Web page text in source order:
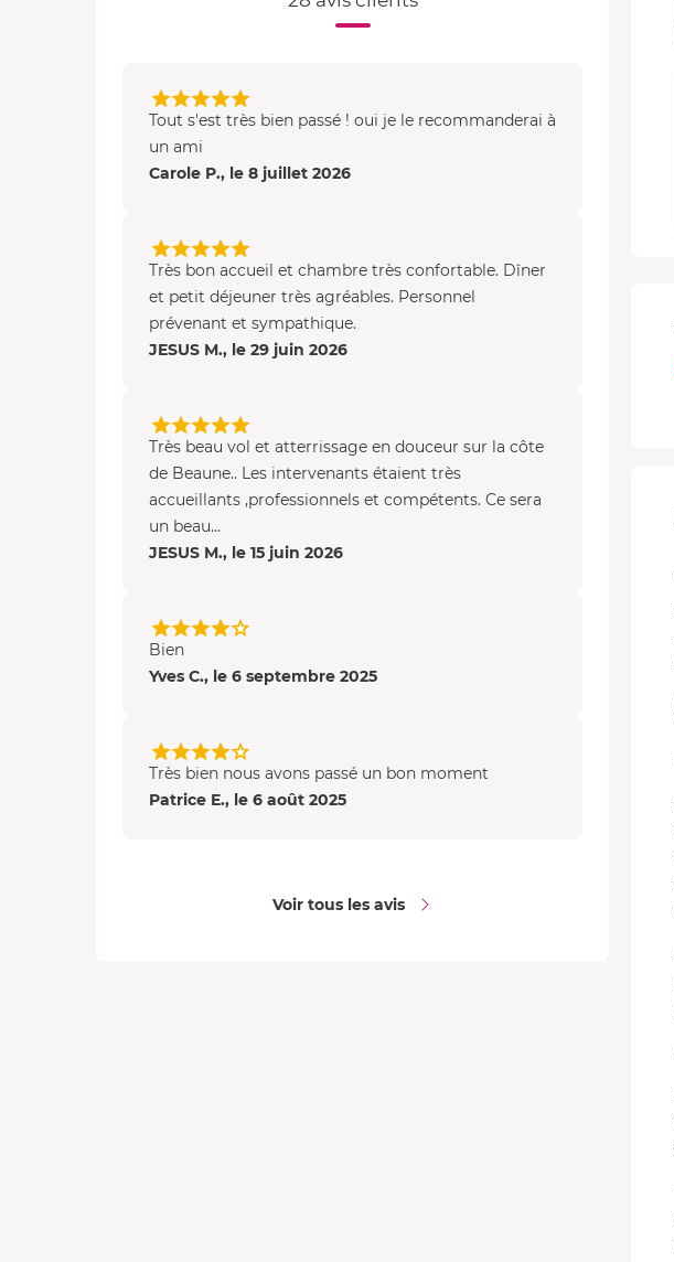
Tout s'est très bien passé ! oui je le recommanderai à
un ami
Carole P., le 8 juillet 2026
Très bon accueil et chambre très confortable. Dîner
et petit déjeuner très agréables. Personnel
prévenant et sympathique.
JESUS M., le 29 juin 2026
Très beau vol et atterrissage en douceur sur la côte
de Beaune.. Les intervenants étaient très
accueillants ,professionnels et compétents. Ce sera
un beau...
JESUS M., le 15 juin 2026
Bien
Yves C., le 6 septembre 2025
Très bien nous avons passé un bon moment
Patrice E., le 6 août 2025
Voir tous les avis